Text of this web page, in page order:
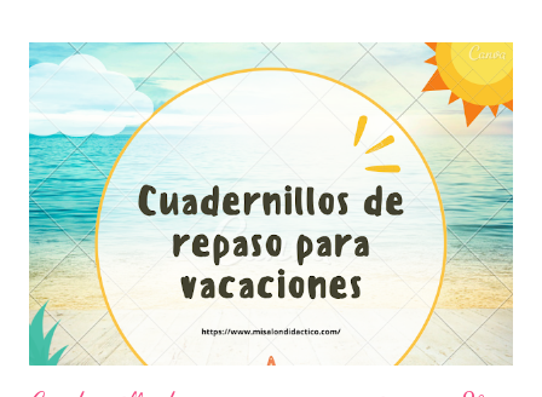
herramientas para no olvidar lo estudiado en las clases dado
que, en ocasiones, al estar varios días sin hacer tareas o trabajos
los niños suelen olvidar algunas cuestiones. Es importante
mencionar que en el repaso se recomienda incluir aquellos
temas que observen como de mayor complejidad pues es en
donde se debe prestar más atención tanto por parte de
docentes como por parte de alumnos. Por tanto, en un repaso
no es necesario incluir todas las asignat...